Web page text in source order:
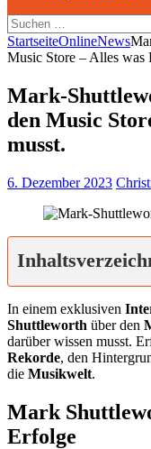
Suchen
nach:
StartseiteOnlineNews
Music Store – Alles was
Mark-
den Music
musst.
6. Dezember 2023
In einem exklusiven
Shuttleworth über den
darüber wissen musst.
Rekorde, den
die Musikwelt.
Mark
Erfolge